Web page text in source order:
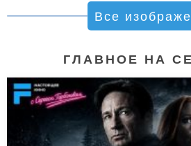
Все
ГЛАВНОЕ НА